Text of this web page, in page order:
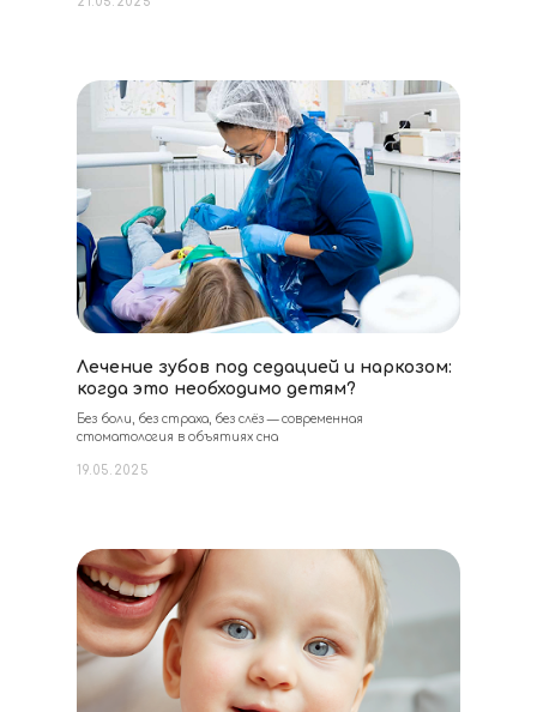
Лечение зубов под седацией и наркозом:
когда это необходимо детям?
Без боли, без страха, без слёз — современная
стоматология в объятиях сна
19.05.2025